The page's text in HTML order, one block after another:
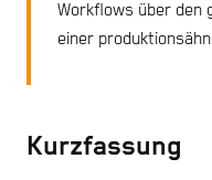
Workflows über den
einer
Kurzfassung